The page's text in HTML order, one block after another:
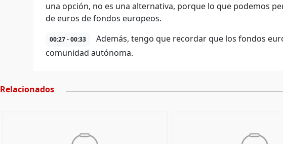
una opción, no es una alternativa, porque lo que podemos
de euros de fondos europeos.
00:27 - 00:33
Además, tengo que recordar que los fondos
comunidad autónoma.
Relacionados